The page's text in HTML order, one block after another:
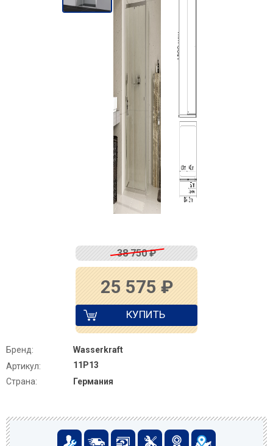
38 750₽
25 575 ₽
КУПИТЬ
Бренд:
Wasserkraft
Артикул:
11P13
Страна:
Германия